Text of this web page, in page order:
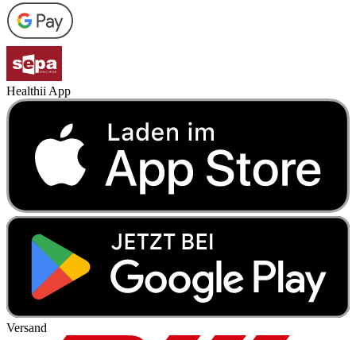
Healthii App
Versand